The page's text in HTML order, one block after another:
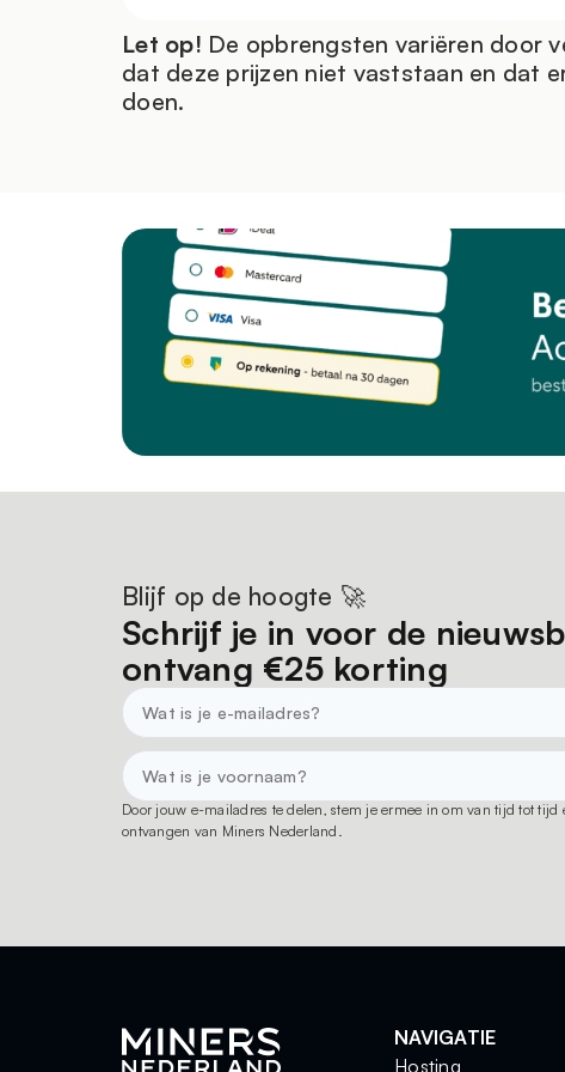
Let op! De opbrengsten variëren door
dat deze prijzen niet vaststaan en dat
doen.
Blijf op de hoogte 🚀
Schrijf je in voor de
ontvang €25 korting
Door jouw e-mailadres te delen, stem je ermee in om van tijd tot
ontvangen van Miners Nederland.
NAVIGATIE
Hosting